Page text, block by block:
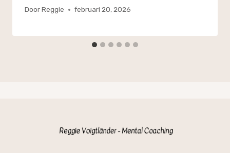
DoorReggie februari 20, 2026